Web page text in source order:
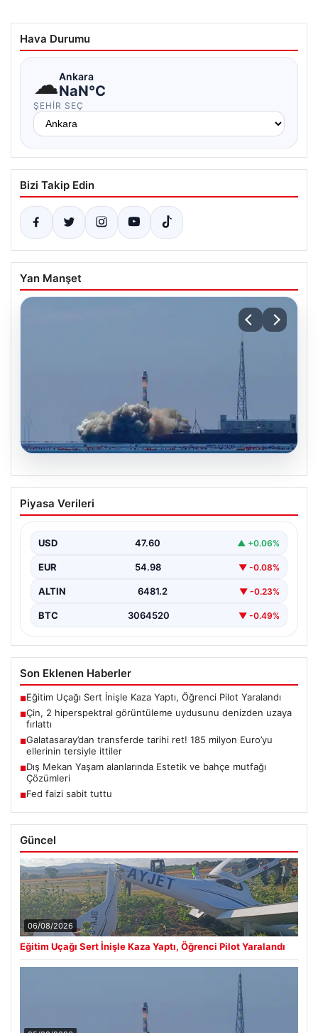
Hava Durumu
☁Ankara
NaN°C
ŞEHIR SEÇ
Bizi Takip Edin
Yan Manşet
05.08.2026
Çin, 2 hiperspektral görüntüleme
uydusunu denizden uzaya fırlattı
Piyasa Verileri
USD 47.60 ▲ +0.06%
EUR 54.98 ▼ -0.08%
ALTIN 6481.2 ▼ -0.23%
BTC 3064520 ▼ -0.49%
Son Eklenen Haberler
■Eğitim Uçağı Sert İnişle Kaza Yaptı, Öğrenci Pilot Yaralandı
■Çin, 2 hiperspektral görüntüleme uydusunu denizden uzaya
fırlattı
■Galatasaray’dan transferde tarihi ret! 185 milyon Euro’yu
ellerinin tersiyle ittiler
■Dış Mekan Yaşam alanlarında Estetik ve bahçe mutfağı
Çözümleri
■Fed faizi sabit tuttu
Güncel
06/08/2026
Eğitim Uçağı Sert İnişle Kaza Yaptı, Öğrenci Pilot Yaralandı